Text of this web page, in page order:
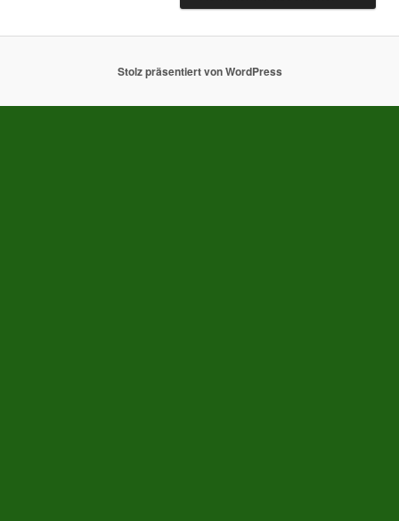
Stolz präsentiert von WordPress